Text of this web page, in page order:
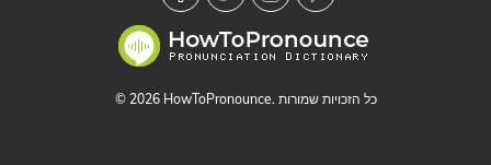
© 2026 HowToPronounce. כל הזכויות שמורות